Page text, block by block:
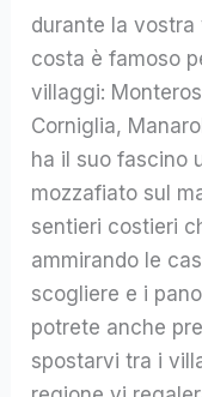
durante la
costa è famoso
villaggi:
Corniglia,
ha il suo fascino
mozzafiato sul
sentieri costieri
ammirando le
scogliere e i
potrete anche
spostarvi tra i